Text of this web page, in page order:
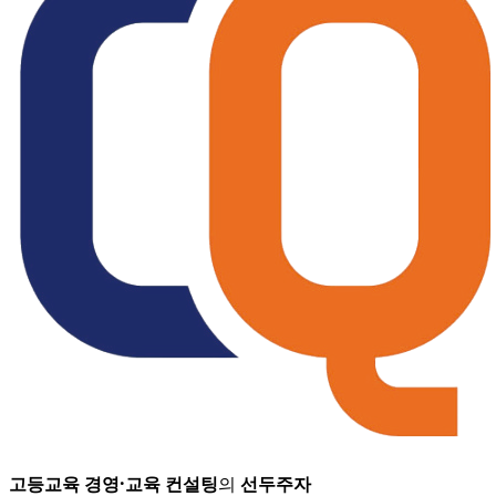
고등교육 경영·교육 컨설팅의 선두주자